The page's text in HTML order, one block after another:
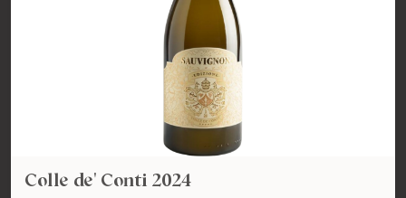
Colle de' Conti 2024